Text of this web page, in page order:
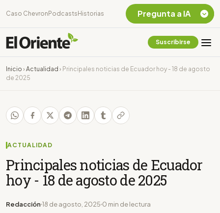
Caso Chevron Podcasts Historias
Suscribirse
Inicio › Actualidad › Principales noticias de Ecuador hoy - 18 de agosto
de 2025
ACTUALIDAD
Principales noticias de Ecuador
hoy - 18 de agosto de 2025
Redacción 18 de agosto, 2025 0 min de lectura
Pregunta a IA
Chevron Ecuador